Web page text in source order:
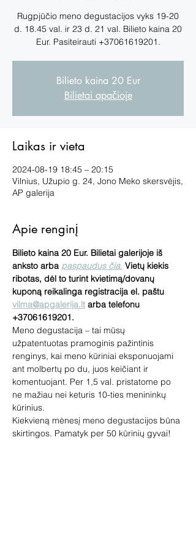
Rugpjūčio meno degustacijos vyks 19-20
d. 18.45 val. ir 23 d. 21 val. Bilieto kaina 20
Eur. Pasiteirauti +37061619201.
Bilieto kaina 20 Eur
Bilietai apačioje
Laikas ir vieta
2024-08-19 18:45 – 20:15
Vilnius, Užupio g. 24, Jono Meko skersvėjis,
AP galerija
Apie renginį
Bilieto kaina 20 Eur. Bilietai galerijoje iš
anksto arba paspaudus čia. Vietų kiekis
ribotas, dėl to turint kvietimą/dovanų
kuponą reikalinga registracija el. paštu
vilma@apgalerija.lt arba telefonu
+37061619201.
Meno degustacija – tai mūsų
užpatentuotas pramoginis pažintinis
renginys, kai meno kūriniai eksponuojami
ant molbertų po du, juos keičiant ir
komentuojant. Per 1,5 val. pristatome po
ne mažiau nei keturis 10-ties menininkų
kūrinius.
Kiekvieną mėnesį meno degustacijos būna
skirtingos. Pamatyk per 50 kūrinių gyvai!